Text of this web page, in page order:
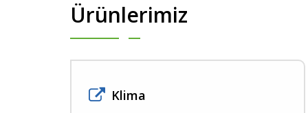
Ürünlerimiz
Klima